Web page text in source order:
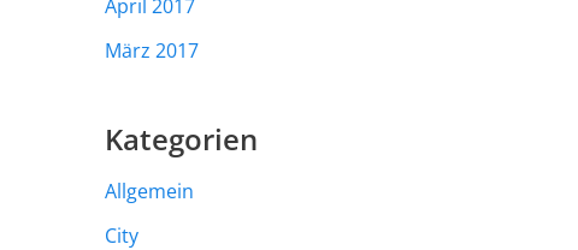
April 2017
März 2017
Kategorien
Allgemein
City